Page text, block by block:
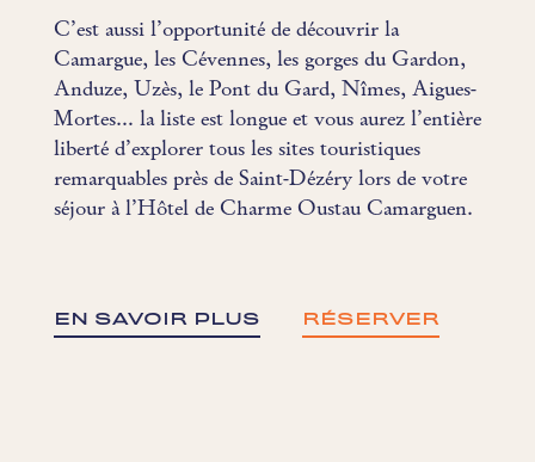
C’est aussi l’opportunité de découvrir la
Camargue, les Cévennes, les gorges du Gardon,
Anduze, Uzès, le Pont du Gard, Nîmes, Aigues-
Mortes… la liste est longue et vous aurez l’entière
liberté d’explorer tous les sites touristiques
remarquables près de Saint-Dézéry lors de votre
séjour à l’Hôtel de Charme Oustau Camarguen.
EN SAVOIR PLUS RÉSERVER